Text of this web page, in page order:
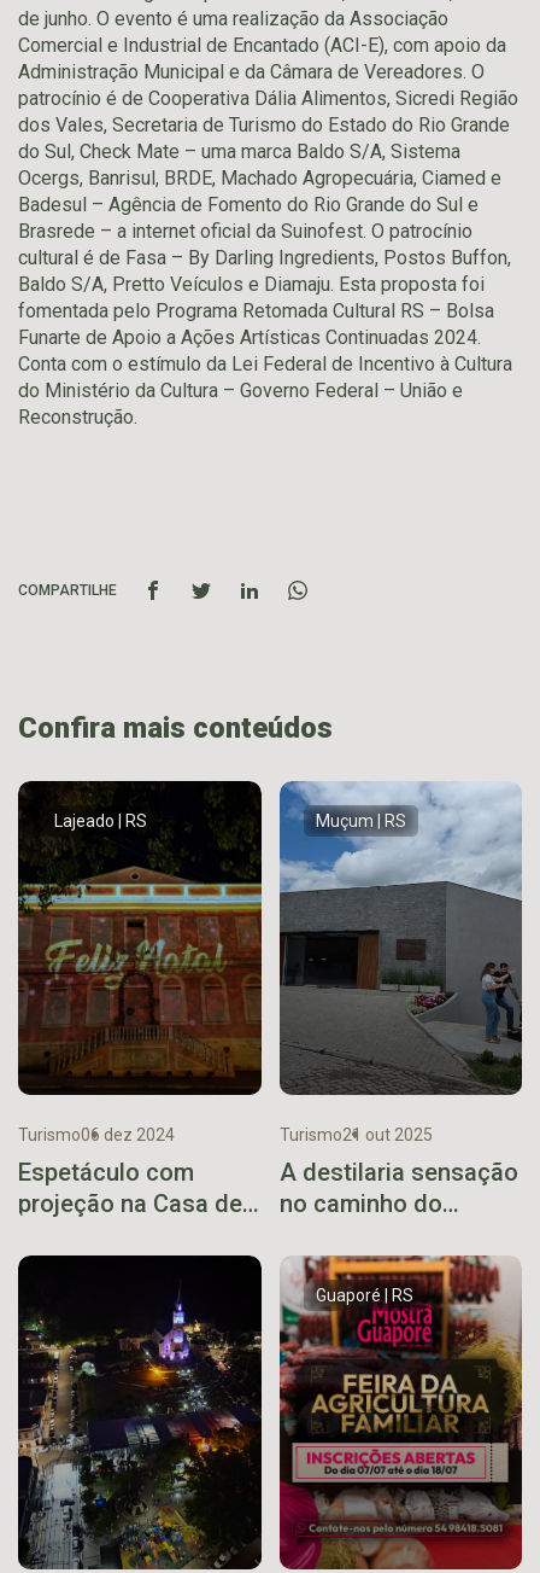
de junho. O evento é uma realização da Associação
Comercial e Industrial de Encantado (ACI-E), com apoio da
Administração Municipal e da Câmara de Vereadores. O
patrocínio é de Cooperativa Dália Alimentos, Sicredi Região
dos Vales, Secretaria de Turismo do Estado do Rio Grande
do Sul, Check Mate – uma marca Baldo S/A, Sistema
Ocergs, Banrisul, BRDE, Machado Agropecuária, Ciamed e
Badesul – Agência de Fomento do Rio Grande do Sul e
Brasrede – a internet oficial da Suinofest. O patrocínio
cultural é de Fasa – By Darling Ingredients, Postos Buffon,
Baldo S/A, Pretto Veículos e Diamaju. Esta proposta foi
fomentada pelo Programa Retomada Cultural RS – Bolsa
Funarte de Apoio a Ações Artísticas Continuadas 2024.
Conta com o estímulo da Lei Federal de Incentivo à Cultura
do Ministério da Cultura – Governo Federal – União e
Reconstrução.
COMPARTILHE
Confira mais conteúdos
Lajeado | RS
Turismo06 dez 2024
Espetáculo com
projeção na Casa de
Natal de Lajeado
Muçum | RS
Turismo21 out 2025
A destilaria sensação
no caminho do
Guaporé | RS